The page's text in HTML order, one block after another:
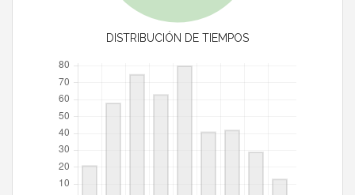
DISTRIBUCIÓN DE TIEMPOS